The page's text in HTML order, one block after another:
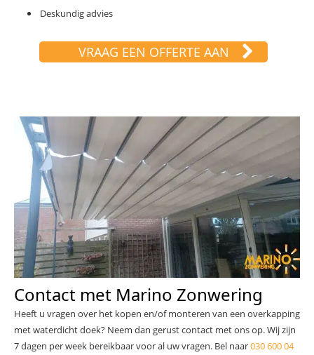
Deskundig advies
VRAAG EEN OFFERTE AAN
Contact met Marino Zonwering
Heeft u vragen over het kopen en/of monteren van een overkapping
met waterdicht doek? Neem dan gerust contact met ons op. Wij zijn
7 dagen per week bereikbaar voor al uw vragen. Bel naar030 600 04